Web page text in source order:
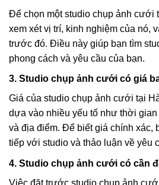
Để chọn một studio chụp ảnh cưới
xem xét vị trí, kinh nghiệm của nó,
trước đó. Điều này giúp bạn tìm
phong cách và yêu cầu của bạn.
3. Studio chụp ảnh cưới có giá
Giá của studio chụp ảnh cưới tại
dựa vào nhiều yếu tố như thời gian
và địa điểm. Để biết giá chính xác,
tiếp với studio và thảo luận về yêu
4. Studio chụp ảnh cưới có cần
Việc đặt trước studio chụp ảnh